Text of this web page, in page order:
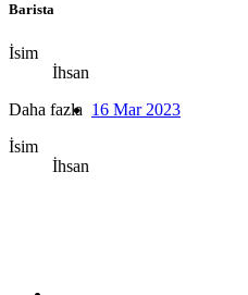
Barista
İsim
İhsan
Daha fazla
İsim
İhsan
16 Mar 2023